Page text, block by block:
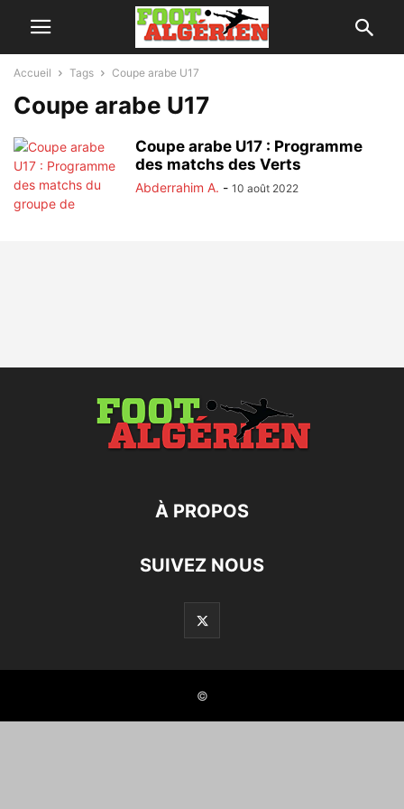
Accueil Tags Coupe arabe U17
Coupe arabe U17
Coupe arabe U17 : Programme
des matchs des Verts
Abderrahim A. - 10 août 2022
À PROPOS
SUIVEZ NOUS
©